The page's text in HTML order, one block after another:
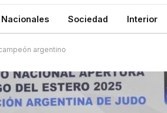
Nacionales Sociedad Interior
argentino